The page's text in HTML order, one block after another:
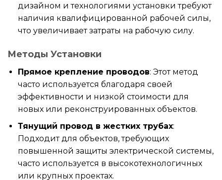
дизайном и технологиями установки требуют
наличия квалифицированной рабочей силы,
что увеличивает затраты на рабочую силу.
Методы Установки
Прямое крепление проводов: Этот метод
часто используется благодаря своей
эффективности и низкой стоимости для
новых или реконструированных объектов.
Тянущий провод в жестких трубах:
Подходит для объектов, требующих
повышенной защиты электрической системы,
часто используется в высокотехнологичных
или крупных проектах.